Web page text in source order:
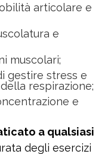
articolare e
e
muscolari;
gestire stress e
respirazione;
e
a qualsiasi
degli esercizi